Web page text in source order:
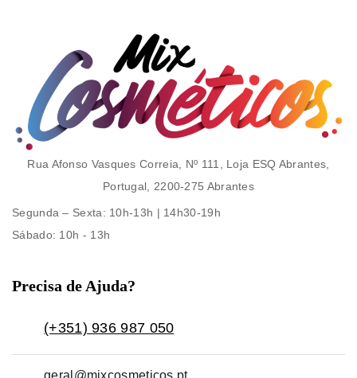
Rua Afonso Vasques Correia, Nº 111, Loja ESQ Abrantes,
Portugal, 2200-275 Abrantes
Segunda – Sexta: 10h-13h | 14h30-19h
Sábado: 10h - 13h
Precisa de Ajuda?
(+351) 936 987 050
geral@mixcosmeticos.pt